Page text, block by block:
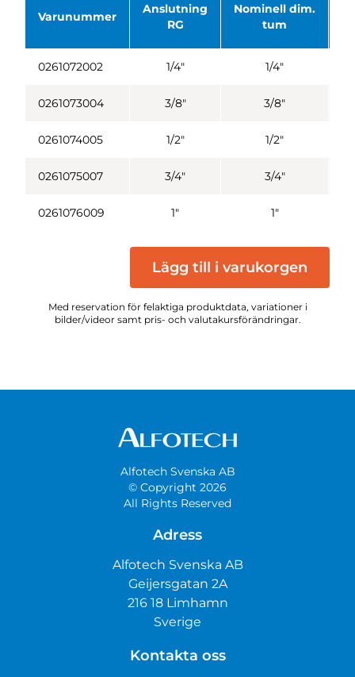
Varunummer
Anslutning
RG
Nominell dim.
tum
0261072002 1/4" 1/4"
0261073004 3/8" 3/8"
0261074005 1/2" 1/2"
0261075007 3/4" 3/4"
0261076009 1" 1"
Lägg till i varukorgen
Med reservation för felaktiga produktdata, variationer i
bilder/videor samt pris- och valutakursförändringar.
Alfotech Svenska AB
© Copyright 2026
All Rights Reserved
Adress
Alfotech Svenska AB
Geijersgatan 2A
216 18 Limhamn
Sverige
Kontakta oss